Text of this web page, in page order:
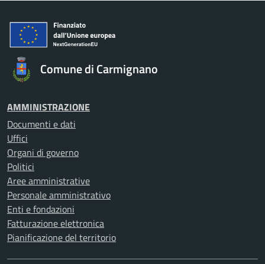
Comune di Carmignano
AMMINISTRAZIONE
Documenti e dati
Uffici
Organi di governo
Politici
Aree amministrative
Personale amministrativo
Enti e fondazioni
Fatturazione elettronica
Pianificazione del territorio